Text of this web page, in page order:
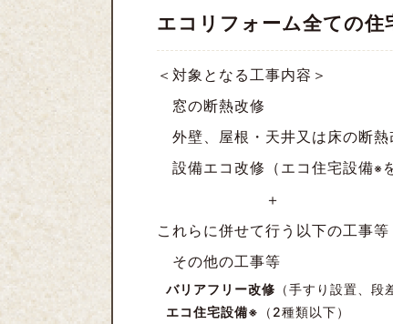
エコリフォーム全ての住
＜対象となる工事内容＞
窓の断熱改修
外壁、屋根・天井又は床の断熱
設備エコ改修（エコ住宅設備※
＋
これらに併せて行う以下の工事等
その他の工事等
バリアフリー改修 （手すり設置、段
エコ住宅設備※
（2種類以下）